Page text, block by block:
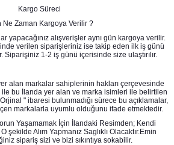
Kargo Süreci
Ne Zaman Kargoya Verilir ?
yapacağınız alışverişler aynı gün kargoya verilir.
verilen siparişleriniz ise takip eden ilk iş günü
1-2 iş günü içerisinde size ulaştırılır.
alan markalar sahiplerinin hakları çerçevesinde
ile bu İlanda yer alan ve marka isimleri ile belirtilen
" ibaresi bulunmadığı sürece bu açıklamalar,
markalarla uyumlu olduğunu ifade etmektedir.
Yaşamamak İçin İlandaki Resimden; Kendi
şekilde Alım Yapmanız Saglıklı Olacaktır.Emin
sipariş sizi ve bizi sıkıntıya sokabilir.